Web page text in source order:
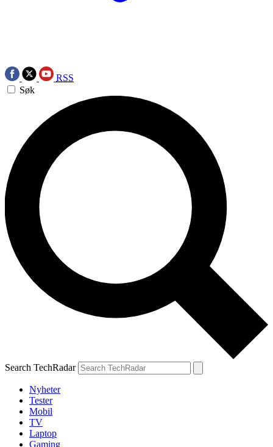
RSS
Søk
Search TechRadar
Nyheter
Tester
Mobil
TV
Laptop
Gaming